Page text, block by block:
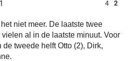
niet meer. De laatste twee
al in de laatste minuut. Voor
de tweede helft Otto (2), Dirk,